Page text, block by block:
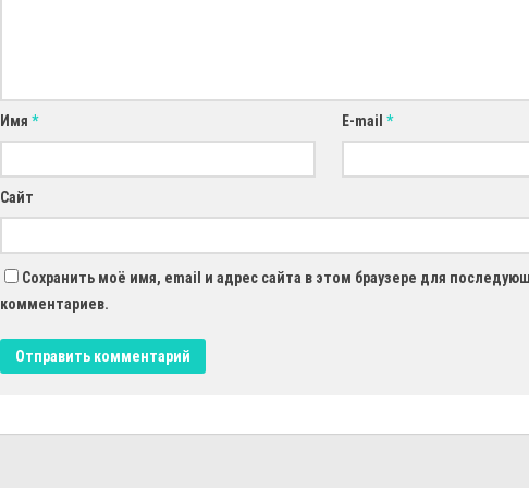
Имя * E-mail*
Сайт
Сохранить моё имя, email и адрес сайта в этом браузере для
комментариев.